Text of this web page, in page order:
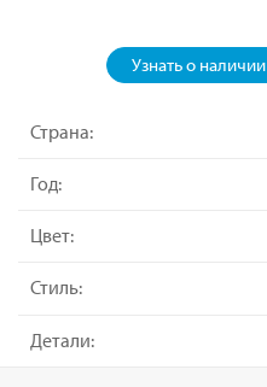
Узнать о наличии
Страна:
Год:
Цвет:
Стиль:
Детали: